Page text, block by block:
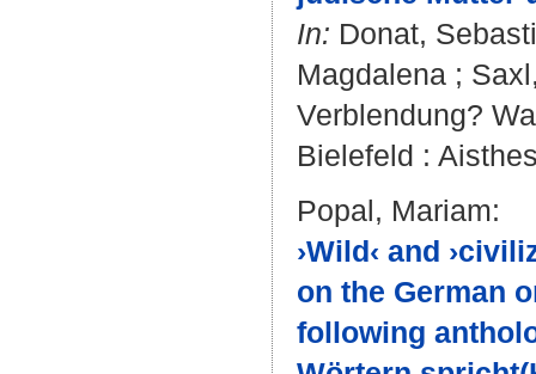
In: Donat,
Magdalena ;
Verblendung?
Bielefeld :
Popal, Mariam:
›Wild‹ and
on the German
following